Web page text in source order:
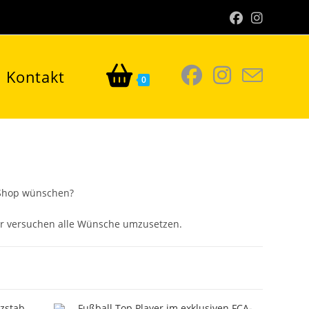
Kontakt 0
wünschen?
versuchen alle Wünsche umzusetzen.